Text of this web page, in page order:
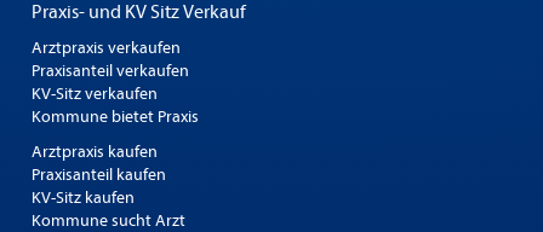
Praxis- und KV Sitz Verkauf
Arztpraxis verkaufen
Praxisanteil verkaufen
KV-Sitz verkaufen
Kommune bietet Praxis
Arztpraxis kaufen
Praxisanteil kaufen
KV-Sitz kaufen
Kommune sucht Arzt